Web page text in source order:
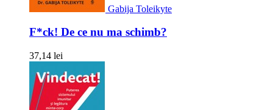
Gabija Toleikyte
F*ck! De ce nu ma schimb?
37,14 lei